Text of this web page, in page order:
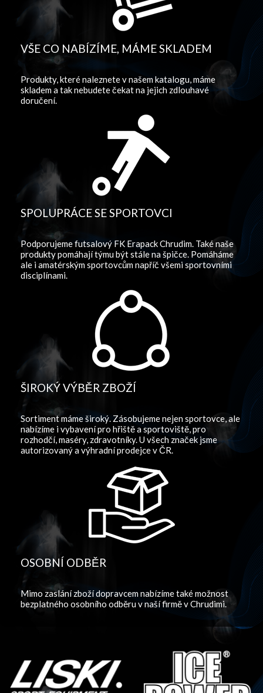
VŠE CO NABÍZÍME, MÁME SKLADEM
Produkty, které naleznete v našem katalogu, máme
skladem a tak nebudete čekat na jejich zdlouhavé
doručení.
SPOLUPRÁCE SE SPORTOVCI
Podporujeme futsalový FK Erapack Chrudim. Také naše
produkty pomáhají týmu být stále na špičce. Pomáháme
ale i amatérským sportovcům napříč všemi sportovními
disciplínami.
ŠIROKÝ VÝBĚR ZBOŽÍ
Sortiment máme široký. Zásobujeme nejen sportovce, ale
nabízíme i vybavení pro hřiště a sportoviště, pro
rozhodčí, maséry, zdravotníky. U všech značek jsme
autorizovaný a výhradní prodejce v ČR.
OSOBNÍ ODBĚR
Mimo zaslání zboží dopravcem nabízíme také možnost
bezplatného osobního odběru v naší firmě v Chrudimi.